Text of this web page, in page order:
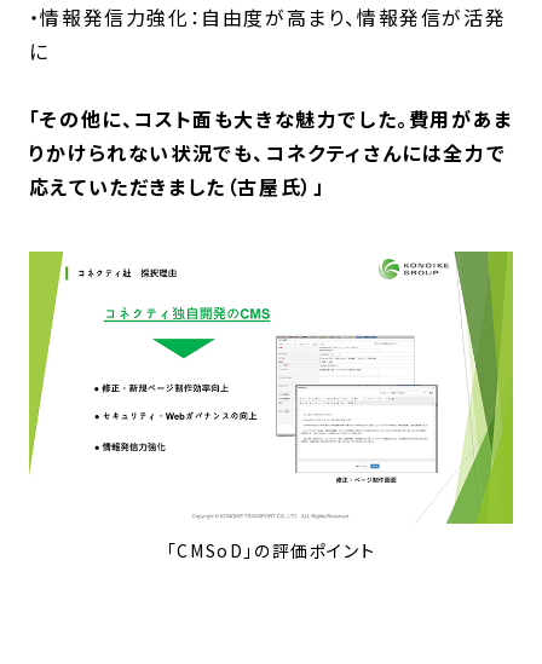
・情報発信力強化：自由度が高まり、情報発信が活発
に
「その他に、コスト面も大きな魅力でした。費用があま
りかけられない状況でも、コネクティさんには全力で
応えていただきました（古屋氏）」
「CMSoD」の評価ポイント